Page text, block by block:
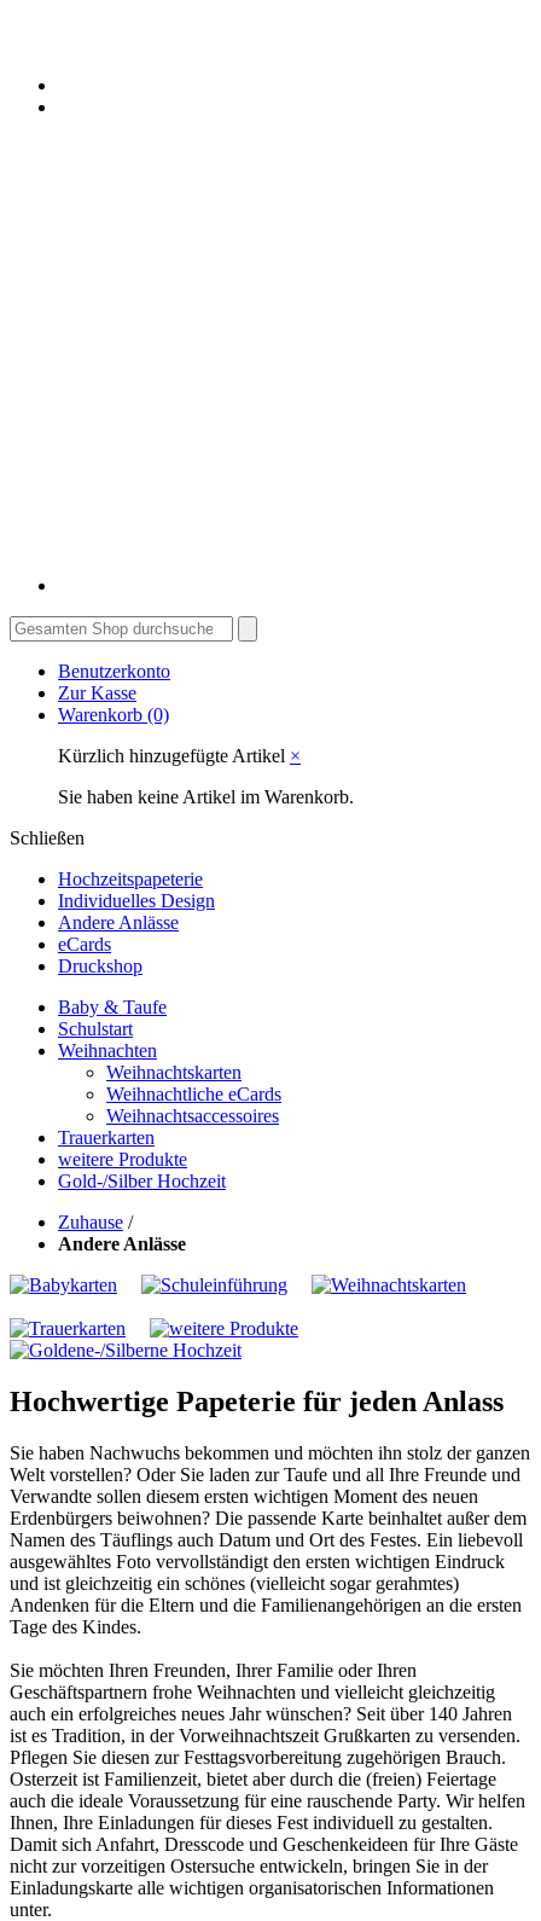
Benutzerkonto
Zur Kasse
Warenkorb (0)
Kürzlich hinzugefügte Artikel ×
Sie haben keine Artikel im Warenkorb.
Schließen
Hochzeitspapeterie
Individuelles Design
Andere Anlässe
eCards
Druckshop
Baby & Taufe
Schulstart
Weihnachten
Weihnachtskarten
Weihnachtliche eCards
Weihnachtsaccessoires
Trauerkarten
weitere Produkte
Gold-/Silber Hochzeit
Zuhause /
Andere Anlässe
Hochwertige Papeterie für jeden Anlass
Sie haben Nachwuchs bekommen und möchten ihn stolz der ganzen
Welt vorstellen? Oder Sie laden zur Taufe und all Ihre Freunde und
Verwandte sollen diesem ersten wichtigen Moment des neuen
Erdenbürgers beiwohnen? Die passende Karte beinhaltet außer dem
Namen des Täuflings auch Datum und Ort des Festes. Ein liebevoll
ausgewähltes Foto vervollständigt den ersten wichtigen Eindruck
und ist gleichzeitig ein schönes (vielleicht sogar gerahmtes)
Andenken für die Eltern und die Familienangehörigen an die ersten
Tage des Kindes.
Sie möchten Ihren Freunden, Ihrer Familie oder Ihren
Geschäftspartnern frohe Weihnachten und vielleicht gleichzeitig
auch ein erfolgreiches neues Jahr wünschen? Seit über 140 Jahren
ist es Tradition, in der Vorweihnachtszeit Grußkarten zu versenden.
Pflegen Sie diesen zur Festtagsvorbereitung zugehörigen Brauch.
Osterzeit ist Familienzeit, bietet aber durch die (freien) Feiertage
auch die ideale Voraussetzung für eine rauschende Party. Wir helfen
Ihnen, Ihre Einladungen für dieses Fest individuell zu gestalten.
Damit sich Anfahrt, Dresscode und Geschenkeideen für Ihre Gäste
nicht zur vorzeitigen Ostersuche entwickeln, bringen Sie in der
Einladungskarte alle wichtigen organisatorischen Informationen
unter.